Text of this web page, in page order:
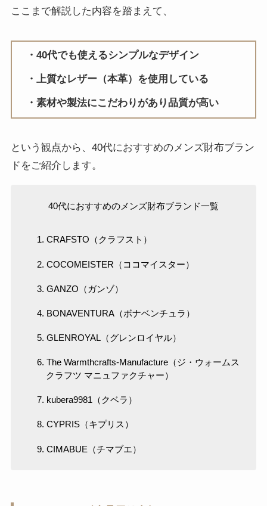
ここまで解説した内容を踏まえて、
40代でも使えるシンプルなデザイン
上質なレザー（本革）を使用している
素材や製法にこだわりがあり品質が高い
という観点から、40代におすすめのメンズ財布ブラン
ドをご紹介します。
40代におすすめのメンズ財布ブランド一覧
CRAFSTO（クラフスト）
COCOMEISTER（ココマイスター）
GANZO（ガンゾ）
BONAVENTURA（ボナベンチュラ）
GLENROYAL（グレンロイヤル）
The Warmthcrafts-Manufacture（ジ・ウォームス
クラフツ マニュファクチャー）
kubera9981（クベラ）
CYPRIS（キプリス）
CIMABUE（チマブエ）